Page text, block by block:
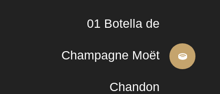
01 Botella de
Champagne Moët
Chandon